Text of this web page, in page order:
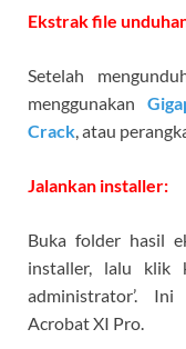
Ekstrak file
Setelah
menggunakan
Crack, atau
Jalankan installer:
Buka folder hasil
installer, lalu klik
administrator’.
Acrobat XI Pro.